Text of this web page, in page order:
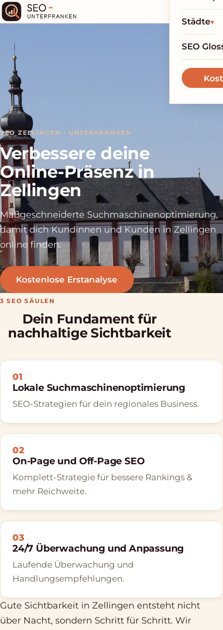
Städte
SEO
SEO ZELLINGEN · UNTERFRANKEN
Verbessere deine
Online-Präsenz in
Zellingen
Maßgeschneiderte Suchmaschinenoptimierung,
damit dich Kundinnen und Kunden in Zellingen
online finden.
Kostenlose Erstanalyse
3 SEO SÄULEN
Dein Fundament für
nachhaltige Sichtbarkeit
01
Lokale Suchmaschinenoptimierung
SEO-Strategien für dein regionales Business.
02
On-Page und Off-Page SEO
Komplett-Strategie für bessere Rankings &
mehr Reichweite.
03
24/7 Überwachung und Anpassung
Laufende Überwachung und
Handlungsempfehlungen.
Gute Sichtbarkeit in Zellingen entsteht nicht
über Nacht, sondern Schritt für Schritt. Wir